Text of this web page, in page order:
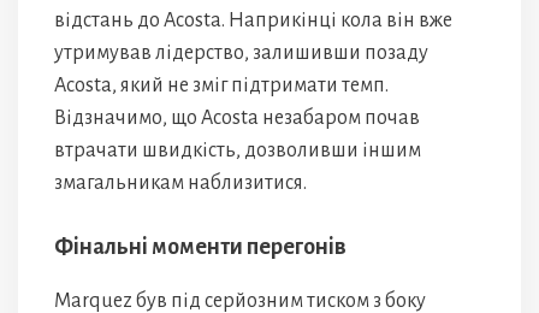
відстань до Acosta. Наприкінці кола він вже
утримував лідерство, залишивши позаду
Acosta, який не зміг підтримати темп.
Відзначимо, що Acosta незабаром почав
втрачати швидкість, дозволивши іншим
змагальникам наблизитися.
Фінальні моменти перегонів
Marquez був під серйозним тиском з боку